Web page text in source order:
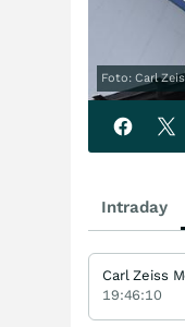
Foto: Carl
Intraday
Carl Zeiss
19:46:10